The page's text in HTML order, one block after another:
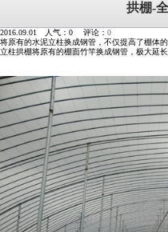
拱棚-
2016.09.01 人气： 0 评论： 0
将原有的水泥立柱换成钢管，不仅提高了棚体
立柱拱棚将原有的棚面竹竿换成钢管，极大延